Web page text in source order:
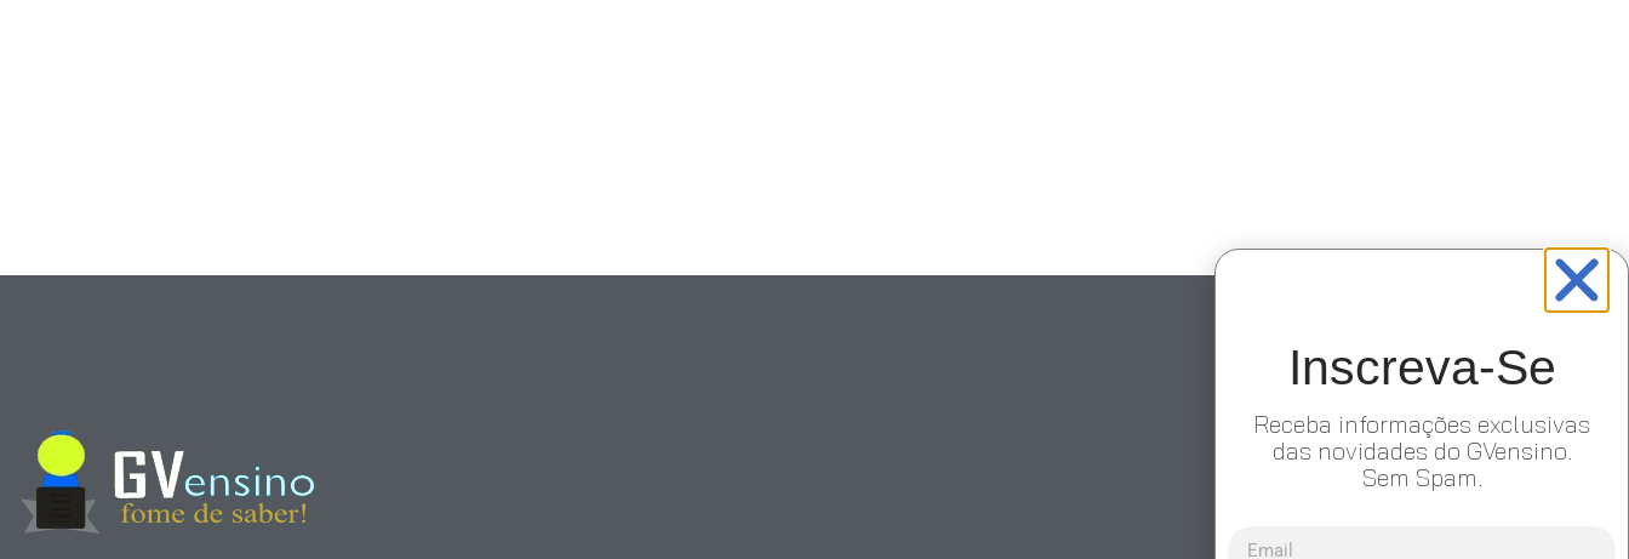
Inscreva-Se
Receba informações exclusivas
das novidades do GVensino.
Sem Spam.